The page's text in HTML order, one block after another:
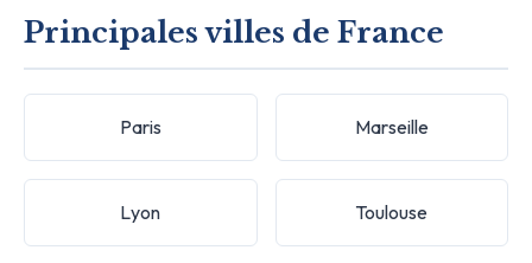
Principales villes de France
Paris Marseille
Lyon Toulouse